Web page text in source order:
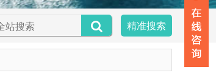
精准搜索